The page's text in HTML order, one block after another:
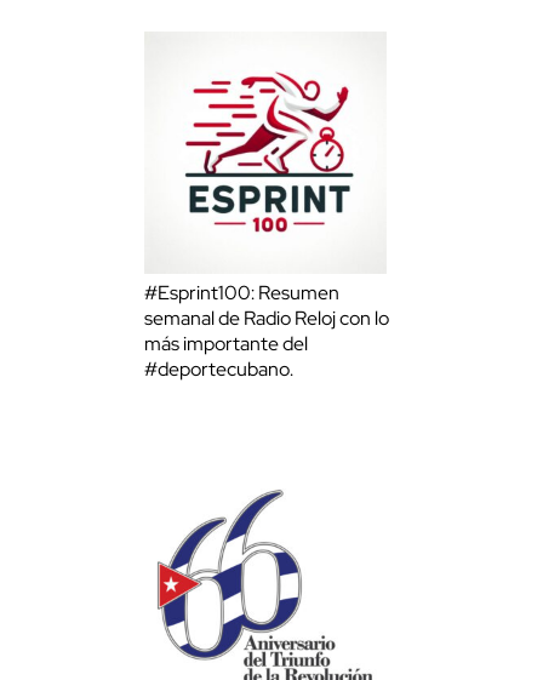
#Esprint100: Resumen
semanal de Radio Reloj con lo
más importante del
#deportecubano.